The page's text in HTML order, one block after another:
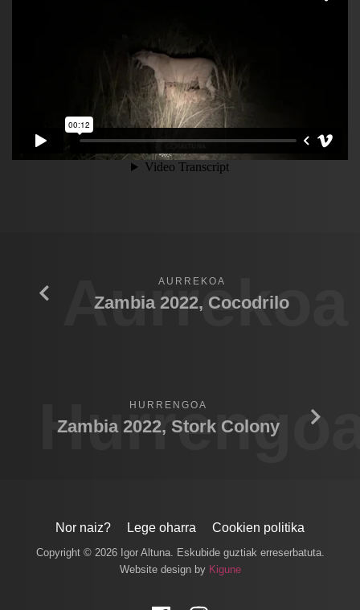
Aurrekoa
AURREKOA
Zambia 2022, Cocodrilo
HURRENGOA
Zambia 2022, Stork Colony
Nor naiz? Lege oharra Cookien politika
Copyright © 2026 Igor Altuna. Eskubide guztiak erreserbatuta.
Website design by Kigune